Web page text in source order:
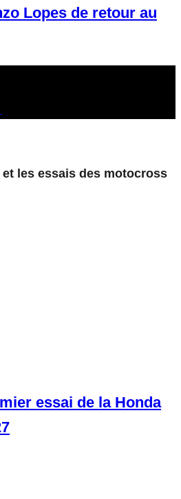
Lopes de retour au
et les essais des motocross
essai de la Honda